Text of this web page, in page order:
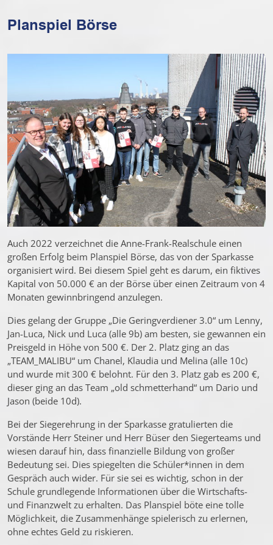
Planspiel Börse
Auch 2022 verzeichnet die Anne-Frank-Realschule einen
großen Erfolg beim Planspiel Börse, das von der Sparkasse
organisiert wird. Bei diesem Spiel geht es darum, ein fiktives
Kapital von 50.000 € an der Börse über einen Zeitraum von 4
Monaten gewinnbringend anzulegen.
Dies gelang der Gruppe „Die Geringverdiener 3.0“ um Lenny,
Jan-Luca, Nick und Luca (alle 9b) am besten, sie gewannen ein
Preisgeld in Höhe von 500 €. Der 2. Platz ging an das
„TEAM_MALIBU“ um Chanel, Klaudia und Melina (alle 10c)
und wurde mit 300 € belohnt. Für den 3. Platz gab es 200 €,
dieser ging an das Team „old schmetterhand“ um Dario und
Jason (beide 10d).
Bei der Siegerehrung in der Sparkasse gratulierten die
Vorstände Herr Steiner und Herr Büser den Siegerteams und
wiesen darauf hin, dass finanzielle Bildung von großer
Bedeutung sei. Dies spiegelten die Schüler*innen in dem
Gespräch auch wider. Für sie sei es wichtig, schon in der
Schule grundlegende Informationen über die Wirtschafts-
und Finanzwelt zu erhalten. Das Planspiel böte eine tolle
Möglichkeit, die Zusammenhänge spielerisch zu erlernen,
ohne echtes Geld zu riskieren.